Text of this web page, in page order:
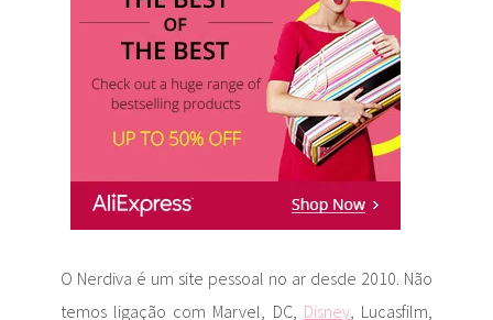
O Nerdiva é um site pessoal no ar desde 2010. Não
temos ligação com Marvel, DC, Disney, Lucasfilm,